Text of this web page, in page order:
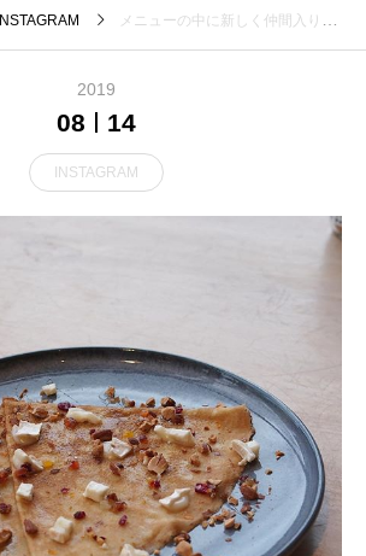
INSTAGRAM メニューの中に新しく仲間入りしたシェーブルのご紹介◎シェーブルとはヤギのチーズでトロッとした食感とヤギの個性ある風味が特徴です🐐🧀 .そのヤギのチーズに合うようにナッツやドライフルーツをトッピングしてはちみつとちょっぴりの塩をかけて甘さとほのかな塩見がアクセントになったお洒落な味わいになっています🧀 .ワインにもよく合う大人な気分が味わえます#hausmatsue#TABLEHAUSE#cafe#crepe#クレープ#シェーブル#松江カフェ
2019
08 14
INSTAGRAM